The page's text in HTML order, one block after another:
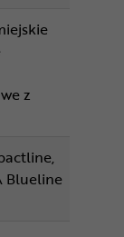
z
Blueline